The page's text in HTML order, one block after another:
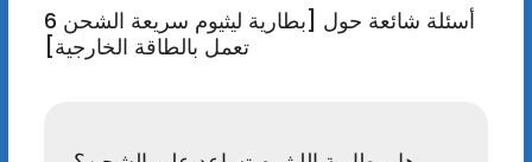
6 أسئلة شائعة حول [بطارية ليثيوم سريعة الشحن
تعمل بالطاقة الخارجية]